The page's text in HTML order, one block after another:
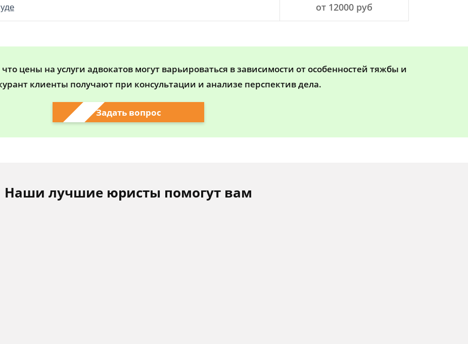
от 12000 руб
цены на услуги адвокатов могут варьироваться в зависимости от особенностей тяжбы и
клиенты получают при консультации и анализе перспектив дела.
Задать вопрос
Наши лучшие юристы помогут вам